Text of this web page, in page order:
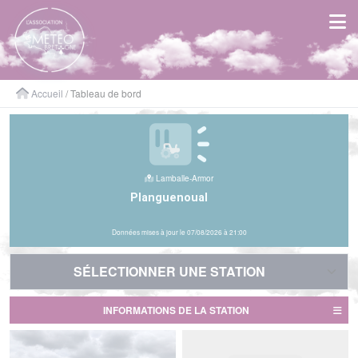
Accueil / Tableau de bord
Lamballe-Armor
Planguenoual
Données mises à jour le 07/08/2026 à 21:00
SÉLECTIONNER UNE STATION
SÉLECTIONNER UNE STATION
INFORMATIONS DE LA STATION
Panneau de gestion des cookies